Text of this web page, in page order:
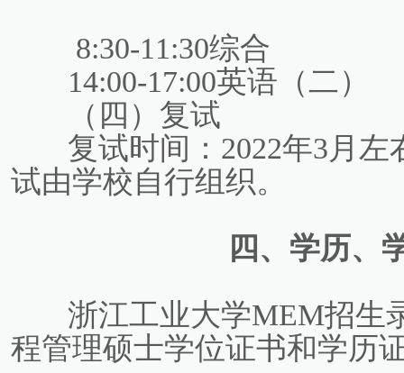
8:30-11:30综合
14:00-17:00英语（二）
（四）复试
复试时间：2022年3月
试由学校自行组织。
四、学历、
浙江工业大学MEM招生
程管理硕士学位证书和学历